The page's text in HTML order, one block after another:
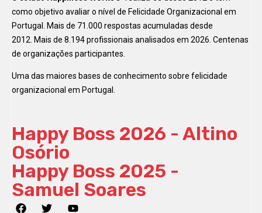
como objetivo avaliar o nível de Felicidade Organizacional em
Portugal. Mais de 71.000 respostas acumuladas desde
2012. Mais de 8.194 profissionais analisados em 2026. Centenas
de organizações participantes.
Uma das maiores bases de conhecimento sobre felicidade
organizacional em Portugal.
Happy Boss 2026 - Altino
Osório
Happy Boss 2025 -
Samuel Soares